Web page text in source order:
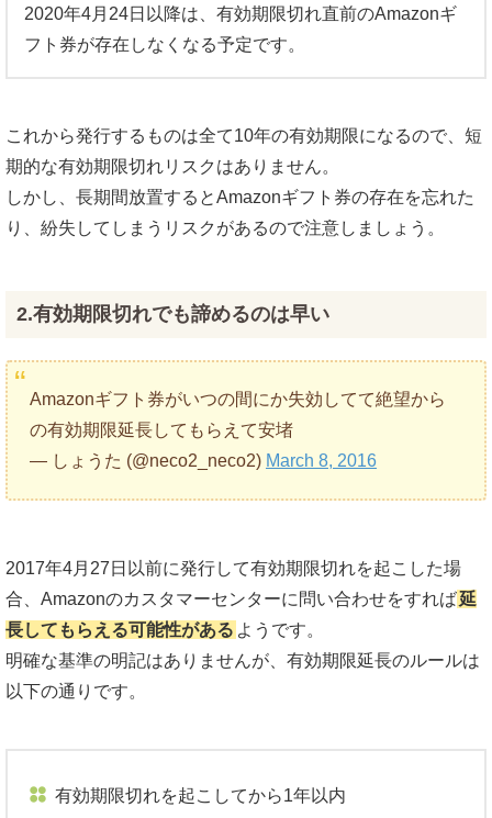
2020年4月24日以降は、有効期限切れ直前のAmazonギ
フト券が存在しなくなる予定です。
これから発行するものは全て10年の有効期限になるので、短
期的な有効期限切れリスクはありません。
しかし、長期間放置するとAmazonギフト券の存在を忘れた
り、紛失してしまうリスクがあるので注意しましょう。
2.有効期限切れでも諦めるのは早い
Amazonギフト券がいつの間にか失効してて絶望から
の有効期限延長してもらえて安堵
— しょうた (@neco2_neco2) March 8, 2016
2017年4月27日以前に発行して有効期限切れを起こした場
合、Amazonのカスタマーセンターに問い合わせをすれば延
長してもらえる可能性がある ようです。
明確な基準の明記はありませんが、有効期限延長のルールは
以下の通りです。
有効期限切れを起こしてから1年以内